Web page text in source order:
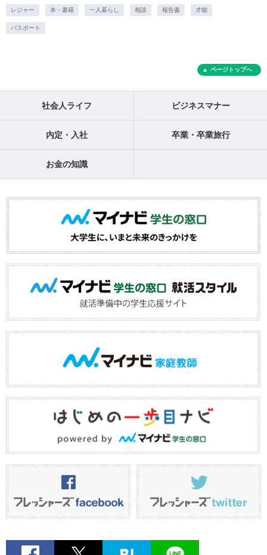
レジャー 本・書籍 一人暮らし 相談 報告書 才能
パスポート
ページトップへ
社会人ライフ ビジネスマナー
内定・入社 卒業・卒業旅行
お金の知識